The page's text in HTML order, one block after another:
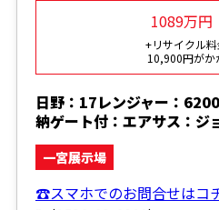
1089万円
+リサイクル
10,900円がか
日野：17レンジャー：
納ゲート付：エアサス：ジ
一宮展示場
☎スマホでのお問合せはコ